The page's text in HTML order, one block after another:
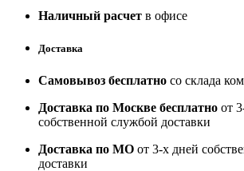
Наличный расчет в офисе
Доставка
Самовывоз бесплатно со склада
Доставка по Москве бесплатно от
собственной службой доставки
Доставка по МО от 3-х дней
доставки